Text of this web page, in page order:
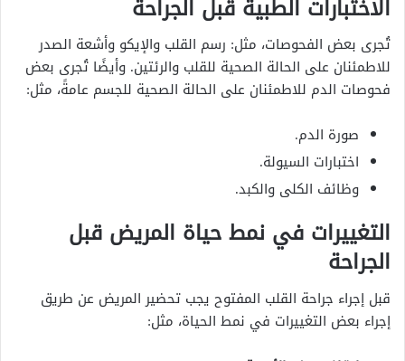
الاختبارات الطبية قبل الجراحة
تُجرى بعض الفحوصات، مثل: رسم القلب والإيكو وأشعة الصدر
للاطمئنان على الحالة الصحية للقلب والرئتين. وأيضًا تُجرى بعض
فحوصات الدم للاطمئنان على الحالة الصحية للجسم عامةً، مثل:
صورة الدم.
اختبارات السيولة.
وظائف الكلى والكبد.
التغييرات في نمط حياة المريض قبل
الجراحة
قبل إجراء جراحة القلب المفتوح يجب تحضير المريض عن طريق
إجراء بعض التغييرات في نمط الحياة، مثل: